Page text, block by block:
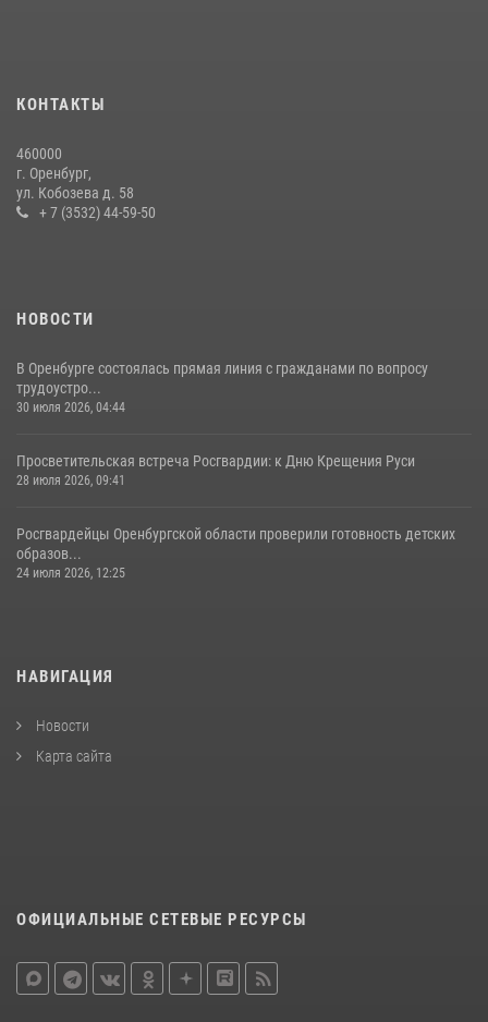
КОНТАКТЫ
460000
г. Оренбург,
ул. Кобозева д. 58
+ 7 (3532) 44-59-50
НОВОСТИ
В Оренбурге состоялась прямая линия с гражданами по вопросу
трудоустро...
30 июля 2026, 04:44
Просветительская встреча Росгвардии: к Дню Крещения Руси
28 июля 2026, 09:41
Росгвардейцы Оренбургской области проверили готовность детских
образов...
24 июля 2026, 12:25
НАВИГАЦИЯ
Новости
Карта сайта
ОФИЦИАЛЬНЫЕ СЕТЕВЫЕ РЕСУРСЫ